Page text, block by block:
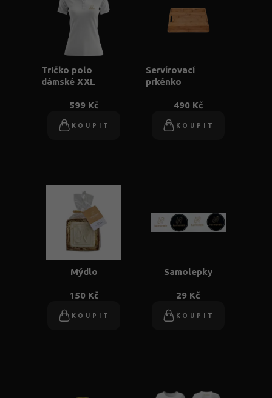
Tričko polo
dámské XXL
599 Kč
KOUPIT
Servírovací
prkénko
490 Kč
KOUPIT
Mýdlo
150 Kč
KOUPIT
Samolepky
29 Kč
KOUPIT